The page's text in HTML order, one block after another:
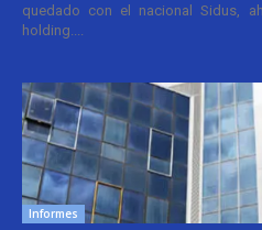
quedado con el nacional Sidus,
holding....
Informes